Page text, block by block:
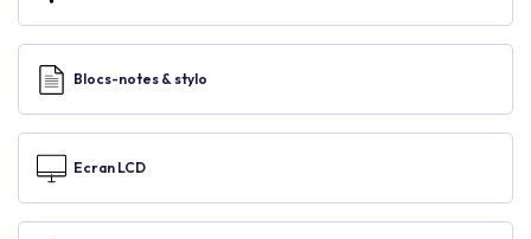
Blocs-notes & stylo
Ecran LCD